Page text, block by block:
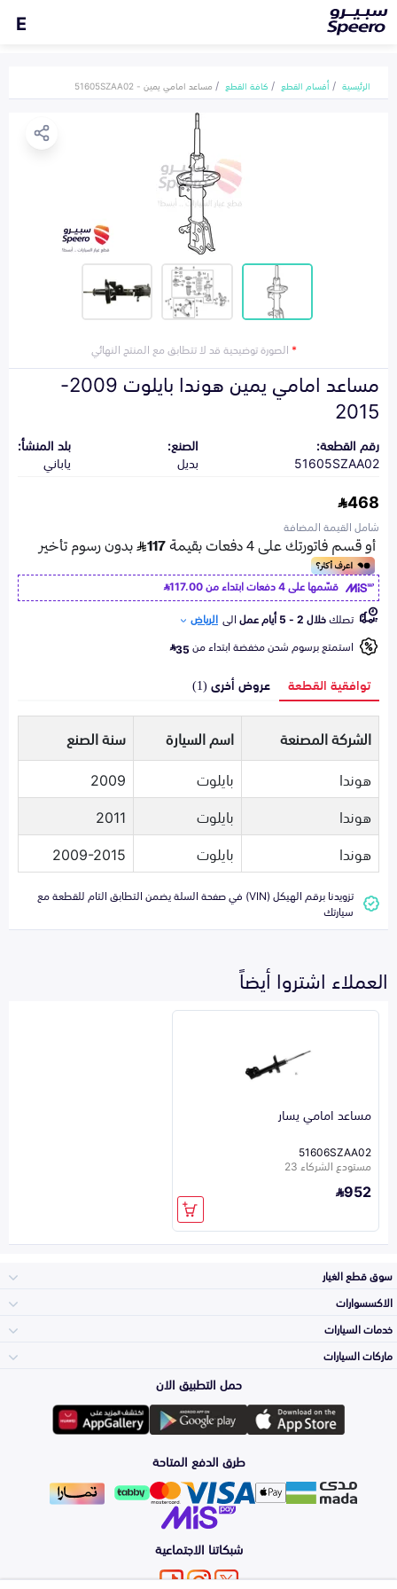
E
الرئيسية أقسام القطع كافة القطع مساعد امامي يمين - 51605SZAA02
*الصورة توضيحية قد لا تتطابق مع المنتج النهائي
مساعد امامي يمين هوندا بايلوت 2009-
2015
رقم القطعة:
51605SZAA02
الصنع:
بديل
بلد المنشأ:
ياباني
468
شامل القيمة المضافة
قسّمها على 4 دفعات ابتداء من
117.00
تصلكخلال 2 - 5 أيام عمل الى الرياض
استمتع برسوم شحن مخفضة ابتداء من35
توافقية القطعة عروض أخرى (1)
الشركة المصنعة اسم السيارة
سنة الصنع
هوندا
بايلوت
2009
هوندا
بايلوت
2011
هوندا
بايلوت 2009-2015
تزويدنا برقم الهيكل (VIN) في صفحة السلة يضمن التطابق التام للقطعة مع
سيارتك
العملاء اشتروا أيضاً
مساعد امامي يسار
51606SZAA02
مستودع الشركاء 23
952
سوق قطع الغيار
المكائن، القيرات
وملحقاتها
الشمعات
والاصطبات (الاضاءة)
الفرامل والأقمشة
الاكسسوارات
لوازم الرحلات
اكسسوارات العناية
الزيوت و السوائل
خدمات السيارات
الأكثر مبيعاً
التلميع والعناية
ماركات السيارات
تويوتا
هيونداي
كيا
حمل التطبيق الان
طرق الدفع المتاحة
شبكاتنا الاجتماعية